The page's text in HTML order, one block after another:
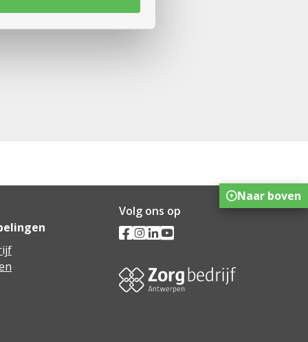
Volg ons op
Naar boven